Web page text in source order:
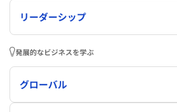
リーダーシップ
発展的なビジネスを学ぶ
グローバル